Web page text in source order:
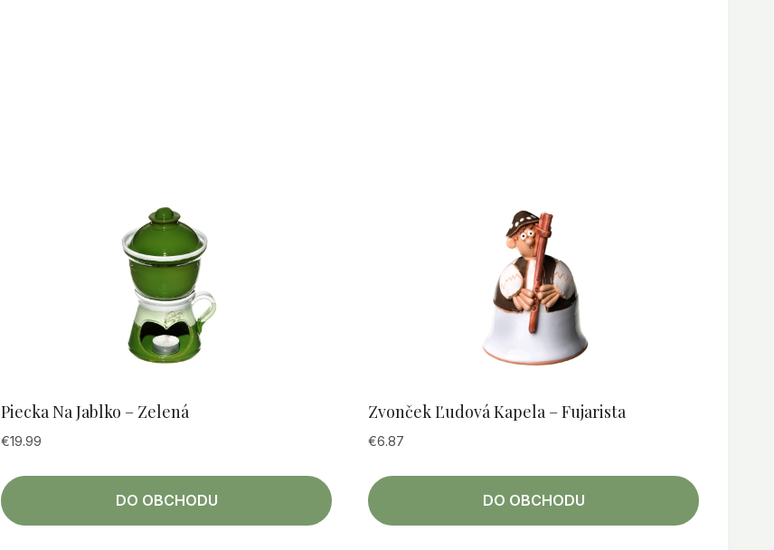
Piecka Na Jablko – Zelená
€19.99
DO OBCHODU
Zvonček Ľudová Kapela – Fujarista
€6.87
DO OBCHODU